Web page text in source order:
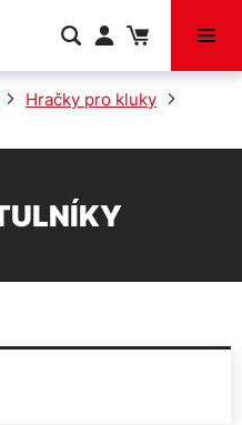
Hračky pro kluky